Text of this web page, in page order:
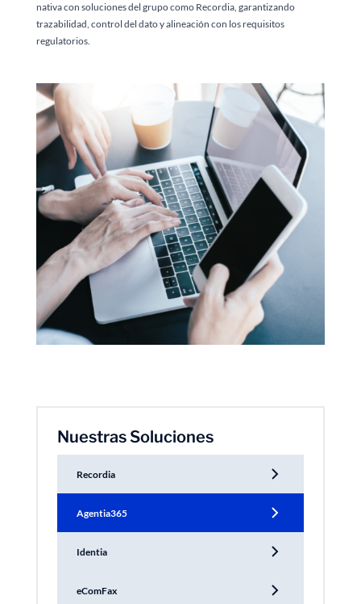
nativa con soluciones del grupo como Recordia, garantizando
trazabilidad, control del dato y alineación con los requisitos
regulatorios.
Nuestras Soluciones
Recordia
Agentia365
Identia
eComFax